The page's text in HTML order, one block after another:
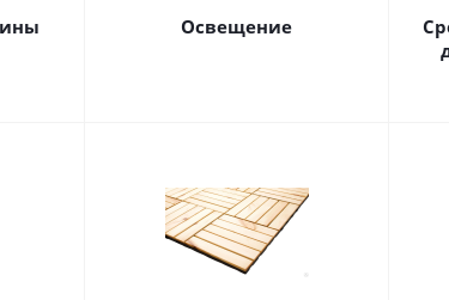
Освещение